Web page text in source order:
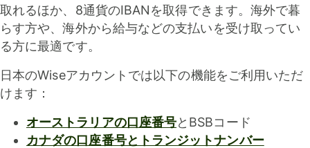
取れるほか、8通貨のIBANを取得できます。海外で暮
らす方や、海外から給与などの支払いを受け取ってい
る方に最適です。
日本のWiseアカウントでは以下の機能をご利用いただ
けます：
オーストラリアの口座番号とBSBコード
カナダの口座番号とトランジットナンバー